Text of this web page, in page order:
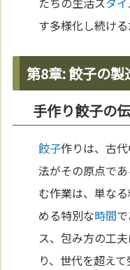
す多様化し続ける
第8章: 餃子の
手作り餃子の
餃子作りは、古
法がその原点で
む作業は、単な
める特別な時間
ス、包み方の工
り、世代を超え